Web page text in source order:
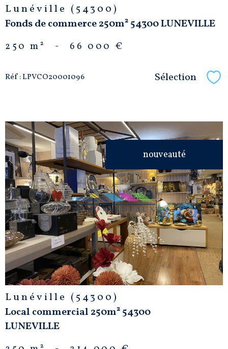
Lunéville (54300)
Fonds de commerce 250m² 54300 LUNEVILLE
250 m² - 66 000 €
Réf : LPVCO20001096 Sélection
nouveauté
VOIR LE
BIEN
Lunéville (54300)
Local commercial 250m² 54300
LUNEVILLE